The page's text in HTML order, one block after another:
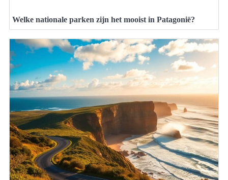
Welke nationale parken zijn het mooist in Patagonië?